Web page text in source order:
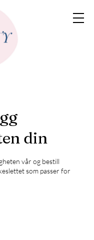
din
vår og bestill
som passer for